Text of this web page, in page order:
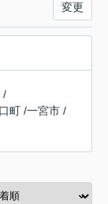
変更
/
町 /一宮市 /